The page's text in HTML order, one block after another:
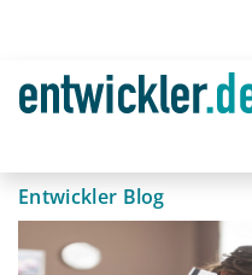
Entwickler Blog